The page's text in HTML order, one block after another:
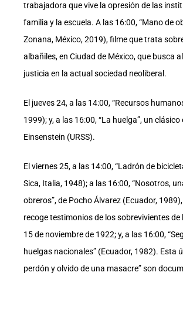
trabajadora que vive la opresión de las
familia y la escuela. A las 16:00, “Mano de
Zonana, México, 2019), filme que trata
albañiles, en Ciudad de México, que busca
justicia en la actual sociedad neoliberal.
El jueves 24, a las 14:00, “Recursos
1999); y, a las 16:00, “La huelga”, un clásico
Einsenstein (URSS).
El viernes 25, a las 14:00, “Ladrón de
Sica, Italia, 1948); a las 16:00, “Nosotros,
obreros”, de Pocho Álvarez (Ecuador,
recoge testimonios de los sobrevivientes de
15 de noviembre de 1922; y, a las 16:00,
huelgas nacionales” (Ecuador, 1982). Esta
perdón y olvido de una masacre” son